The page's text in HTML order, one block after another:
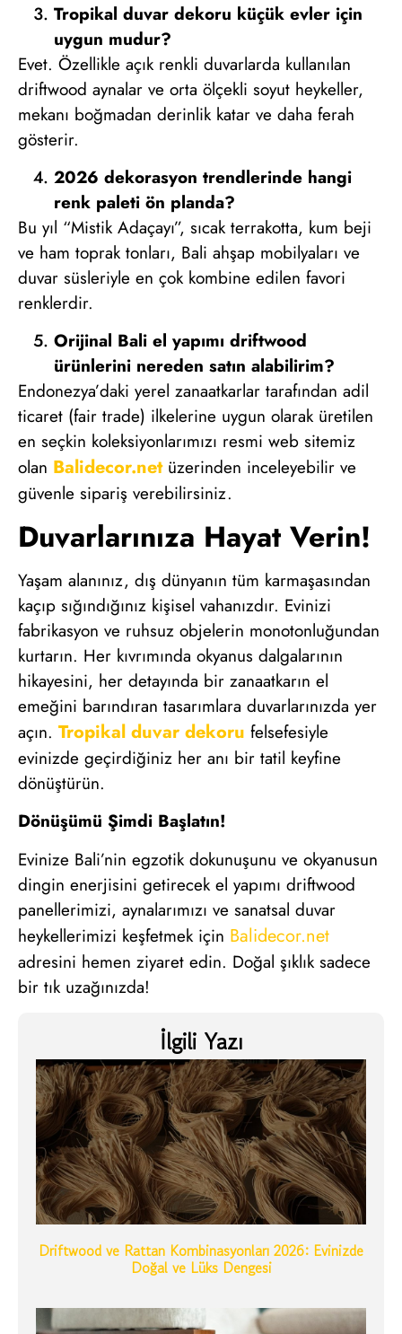
Tropikal duvar dekoru küçük evler için
uygun mudur?
Evet. Özellikle açık renkli duvarlarda kullanılan
driftwood aynalar ve orta ölçekli soyut heykeller,
mekanı boğmadan derinlik katar ve daha ferah
gösterir.
2026 dekorasyon trendlerinde hangi
renk paleti ön planda?
Bu yıl “Mistik Adaçayı”, sıcak terrakotta, kum beji
ve ham toprak tonları, Bali ahşap mobilyaları ve
duvar süsleriyle en çok kombine edilen favori
renklerdir.
Orijinal Bali el yapımı driftwood
ürünlerini nereden satın alabilirim?
Endonezya’daki yerel zanaatkarlar tarafından adil
ticaret (fair trade) ilkelerine uygun olarak üretilen
en seçkin koleksiyonlarımızı resmi web sitemiz
olan Balidecor.netüzerinden inceleyebilir ve
güvenle sipariş verebilirsiniz.
Duvarlarınıza Hayat Verin!
Yaşam alanınız, dış dünyanın tüm karmaşasından
kaçıp sığındığınız kişisel vahanızdır. Evinizi
fabrikasyon ve ruhsuz objelerin monotonluğundan
kurtarın. Her kıvrımında okyanus dalgalarının
hikayesini, her detayında bir zanaatkarın el
emeğini barındıran tasarımlara duvarlarınızda yer
açın. Tropikal duvar dekoru felsefesiyle
evinizde geçirdiğiniz her anı bir tatil keyfine
dönüştürün.
Dönüşümü Şimdi Başlatın!
Evinize Bali’nin egzotik dokunuşunu ve okyanusun
dingin enerjisini getirecek el yapımı driftwood
panellerimizi, aynalarımızı ve sanatsal duvar
heykellerimizi keşfetmek için Balidecor.net
adresini hemen ziyaret edin. Doğal şıklık sadece
bir tık uzağınızda!
İlgili Yazı
Driftwood ve Rattan Kombinasyonları 2026: Evinizde
Doğal ve Lüks Dengesi